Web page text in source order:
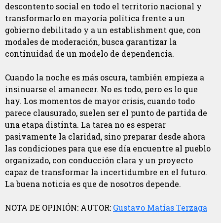
descontento social en todo el territorio nacional y
transformarlo en mayoría política frente a un
gobierno debilitado y a un establishment que, con
modales de moderación, busca garantizar la
continuidad de un modelo de dependencia.
Cuando la noche es más oscura, también empieza a
insinuarse el amanecer. No es todo, pero es lo que
hay. Los momentos de mayor crisis, cuando todo
parece clausurado, suelen ser el punto de partida de
una etapa distinta. La tarea no es esperar
pasivamente la claridad, sino preparar desde ahora
las condiciones para que ese día encuentre al pueblo
organizado, con conducción clara y un proyecto
capaz de transformar la incertidumbre en el futuro.
La buena noticia es que de nosotros depende.
NOTA DE OPINIÓN: AUTOR: Gustavo Matías Terzaga